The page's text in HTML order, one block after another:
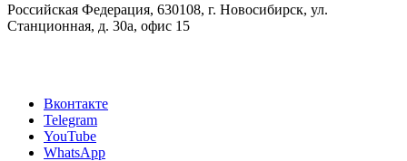
Российская Федерация, 630108, г. Новосибирск, ул.
Станционная, д. 30а, офис 15
Вконтакте
Telegram
YouTube
WhatsApp